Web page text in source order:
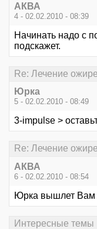
АКВА
4 - 02.02.2010 - 08:39
Начинать надо с
подскажет.
Re: Лечение
Юрка
5 - 02.02.2010 - 08:49
3-impulse >
Re: Лечение
АКВА
6 - 02.02.2010 - 08:54
Юрка вышлет Вам
Интересные темы